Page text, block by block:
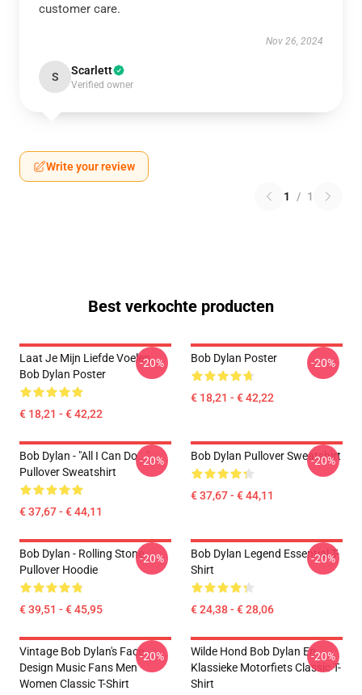
customer care.
Nov 26, 2024
S Scarlett
Verified owner
Write your review
1 / 1
Best verkochte producten
Laat Je Mijn Liefde Voelen.
Bob Dylan Poster
€ 18,21 - € 42,22
-20% Bob Dylan Poster
€ 18,21 - € 42,22
-20%
Bob Dylan - "All I Can Do..."
Pullover Sweatshirt
€ 37,67 - € 44,11
-20% Bob Dylan Pullover Sweatshirt
€ 37,67 - € 44,11
-20%
Bob Dylan - Rolling Stone
Pullover Hoodie
€ 39,51 - € 45,95
-20%
Bob Dylan Legend Essential T-
Shirt
€ 24,38 - € 28,06
-20%
Vintage Bob Dylan's Face
Design Music Fans Men
Women Classic T-Shirt
-20%
Wilde Hond Bob Dylan En
Klassieke Motorfiets Classic T-
Shirt
-20%